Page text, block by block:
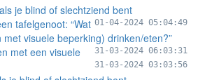
je blind of slechtziend bent
01-04-2024 05:04:49
tafelgenoot: “Wat
visuele beperking) drinken/eten?”
31-03-2024 06:03:31
met een visuele
31-03-2024 03:03:56